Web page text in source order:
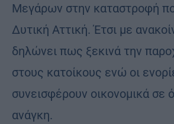
Μεγάρων στην καταστροφή
Δυτική Αττική. Έτσι με
δηλώνει πως ξεκινά την
στους κατοίκους ενώ οι
συνεισφέρουν οικονομικά σε
ανάγκη.